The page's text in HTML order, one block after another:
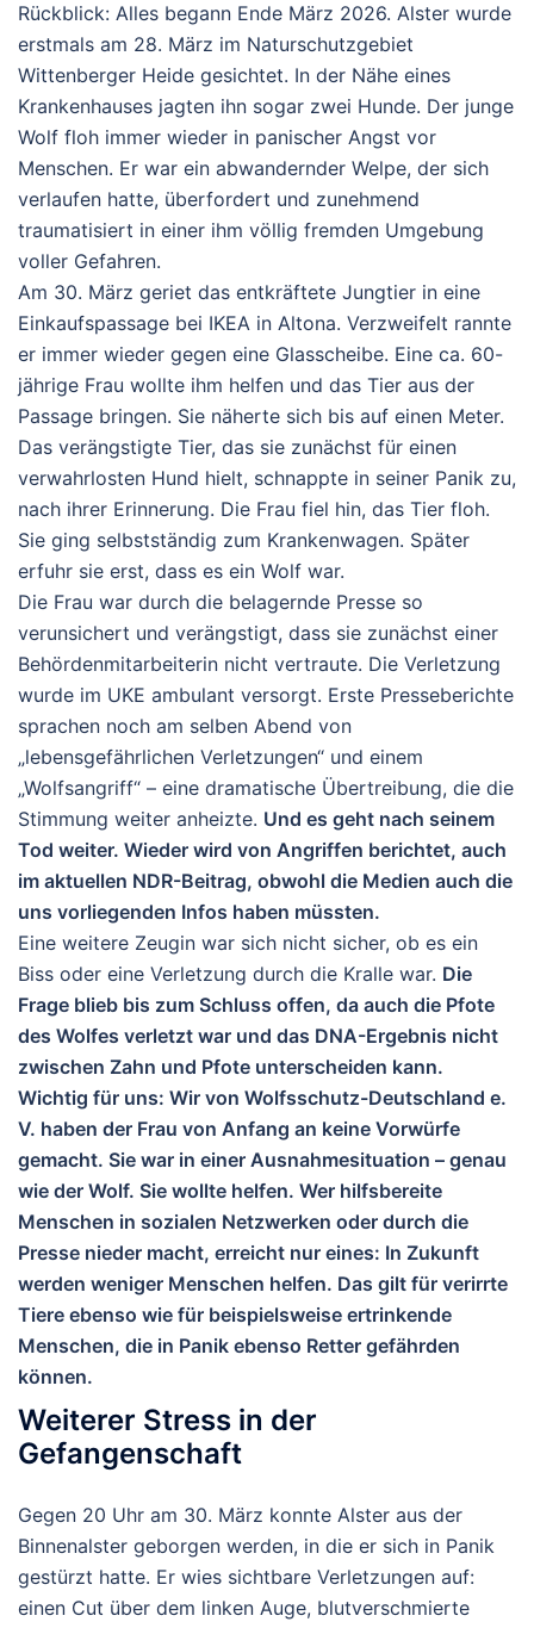
Rückblick: Alles begann Ende März 2026. Alster wurde
erstmals am 28. März im Naturschutzgebiet
Wittenberger Heide gesichtet. In der Nähe eines
Krankenhauses jagten ihn sogar zwei Hunde. Der junge
Wolf floh immer wieder in panischer Angst vor
Menschen. Er war ein abwandernder Welpe, der sich
verlaufen hatte, überfordert und zunehmend
traumatisiert in einer ihm völlig fremden Umgebung
voller Gefahren.
Am 30. März geriet das entkräftete Jungtier in eine
Einkaufspassage bei IKEA in Altona. Verzweifelt rannte
er immer wieder gegen eine Glasscheibe. Eine ca. 60-
jährige Frau wollte ihm helfen und das Tier aus der
Passage bringen. Sie näherte sich bis auf einen Meter.
Das verängstigte Tier, das sie zunächst für einen
verwahrlosten Hund hielt, schnappte in seiner Panik zu,
nach ihrer Erinnerung. Die Frau fiel hin, das Tier floh.
Sie ging selbstständig zum Krankenwagen. Später
erfuhr sie erst, dass es ein Wolf war.
Die Frau war durch die belagernde Presse so
verunsichert und verängstigt, dass sie zunächst einer
Behördenmitarbeiterin nicht vertraute. Die Verletzung
wurde im UKE ambulant versorgt. Erste Presseberichte
sprachen noch am selben Abend von
„lebensgefährlichen Verletzungen“ und einem
„Wolfsangriff“ – eine dramatische Übertreibung, die die
Stimmung weiter anheizte. Und es geht nach seinem
Tod weiter. Wieder wird von Angriffen berichtet, auch
im aktuellen NDR-Beitrag, obwohl die Medien auch die
uns vorliegenden Infos haben müssten.
Eine weitere Zeugin war sich nicht sicher, ob es ein
Biss oder eine Verletzung durch die Kralle war. Die
Frage blieb bis zum Schluss offen, da auch die Pfote
des Wolfes verletzt war und das DNA-Ergebnis nicht
zwischen Zahn und Pfote unterscheiden kann.
Wichtig für uns: Wir von Wolfsschutz-Deutschland e.
V. haben der Frau von Anfang an keine Vorwürfe
gemacht. Sie war in einer Ausnahmesituation – genau
wie der Wolf. Sie wollte helfen. Wer hilfsbereite
Menschen in sozialen Netzwerken oder durch die
Presse nieder macht, erreicht nur eines: In Zukunft
werden weniger Menschen helfen. Das gilt für verirrte
Tiere ebenso wie für beispielsweise ertrinkende
Menschen, die in Panik ebenso Retter gefährden
können.
Weiterer Stress in der
Gefangenschaft
Gegen 20 Uhr am 30. März konnte Alster aus der
Binnenalster geborgen werden, in die er sich in Panik
gestürzt hatte. Er wies sichtbare Verletzungen auf:
einen Cut über dem linken Auge, blutverschmierte